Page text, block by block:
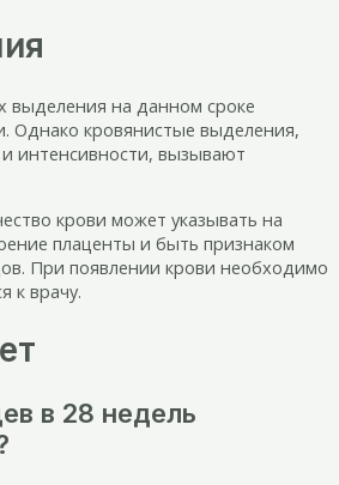
выделения на данном сроке
Однако кровянистые выделения,
интенсивности, вызывают
крови может указывать на
плаценты и быть признаком
При появлении крови необходимо
к врачу.
в 28 недель